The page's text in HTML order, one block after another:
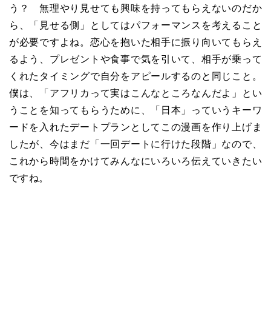
う？ 無理やり見せても興味を持ってもらえないのだか
ら、「見せる側」としてはパフォーマンスを考えること
が必要ですよね。恋心を抱いた相手に振り向いてもらえ
るよう、プレゼントや食事で気を引いて、相手が乗って
くれたタイミングで自分をアピールするのと同じこと。
僕は、「アフリカって実はこんなところなんだよ」とい
うことを知ってもらうために、「日本」っていうキーワ
ードを入れたデートプランとしてこの漫画を作り上げま
したが、今はまだ「一回デートに行けた段階」なので、
これから時間をかけてみんなにいろいろ伝えていきたい
ですね。